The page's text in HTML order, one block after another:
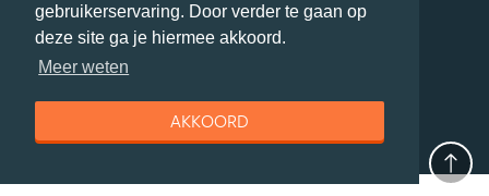
gebruikerservaring. Door verder te gaan op
deze site ga je hiermee akkoord.
Meer weten
AKKOORD
Volg Azie.nl
Nieuwsbrief
Facebook